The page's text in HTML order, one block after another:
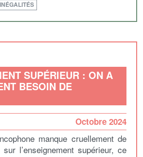
INÉGALITÉS
SUPÉRIEUR : ON A
BESOIN DE
Octobre 2024
manque cruellement de
l’enseignement supérieur, ce